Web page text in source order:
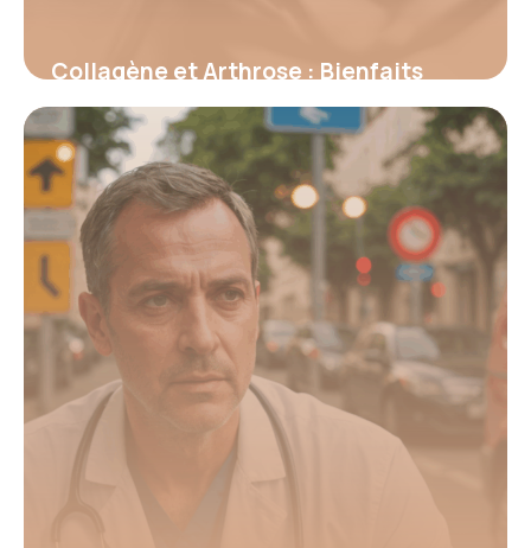
Collagène et Arthrose : Bienfaits
Prouvés 2026
16 juin 2026